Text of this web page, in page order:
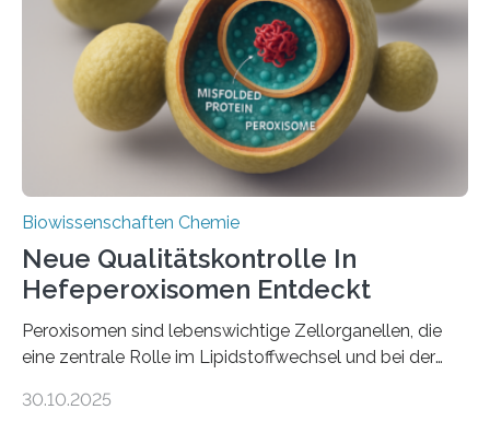
Biowissenschaften Chemie
Neue Qualitätskontrolle In
Hefeperoxisomen Entdeckt
Peroxisomen sind lebenswichtige Zellorganellen, die
eine zentrale Rolle im Lipidstoffwechsel und bei der
erfüllen können, müssen zahlreiche Enzyme präzise in
30.10.2025